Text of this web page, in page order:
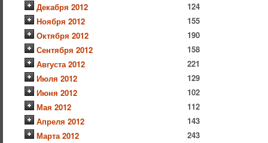
Декабря 2012
124
Ноября 2012
155
Октября 2012
190
Сентября 2012
158
Августа 2012
221
Июля 2012
129
Июня 2012
102
Мая 2012
112
Апреля 2012
143
Марта 2012
243